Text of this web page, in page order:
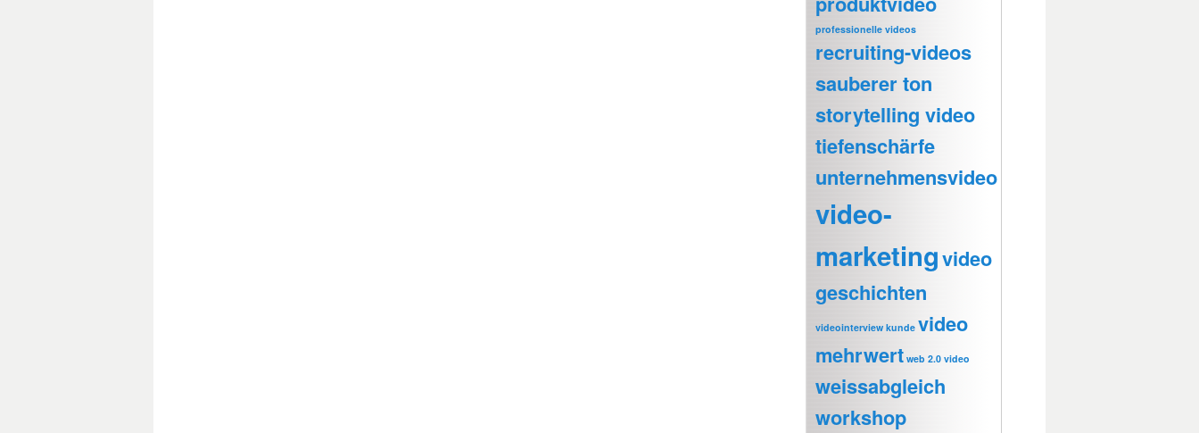
professionelle videos
recruiting-videos
sauberer ton
storytelling video
tiefenschärfe
unternehmensvideo
video-
marketingvideo
geschichten
videointerview kunde video
mehrwert web 2.0 video
weissabgleich
workshop